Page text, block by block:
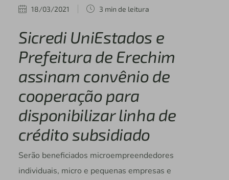
18/03/2021 3 min de leitura
Sicredi UniEstados e
Prefeitura de Erechim
assinam convênio de
cooperação para
disponibilizar linha de
crédito subsidiado
Serão beneficiados microempreendedores
individuais, micro e pequenas empresas e